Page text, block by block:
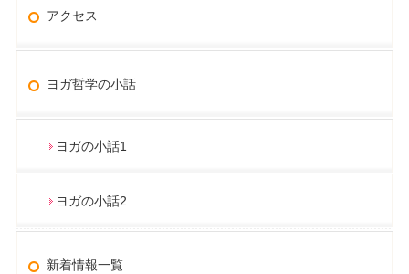
アクセス
ヨガ哲学の小話
ヨガの小話1
ヨガの小話2
新着情報一覧